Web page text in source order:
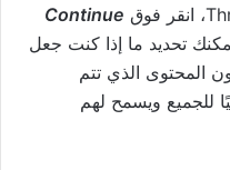
Continue
تحديد ما إذا كنت جعل
الذي تتم
للجميع ويسمح لهم